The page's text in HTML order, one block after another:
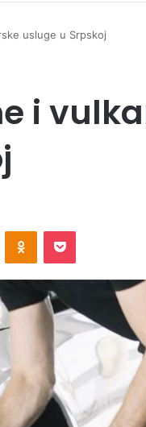
usluge u Srpskoj
i